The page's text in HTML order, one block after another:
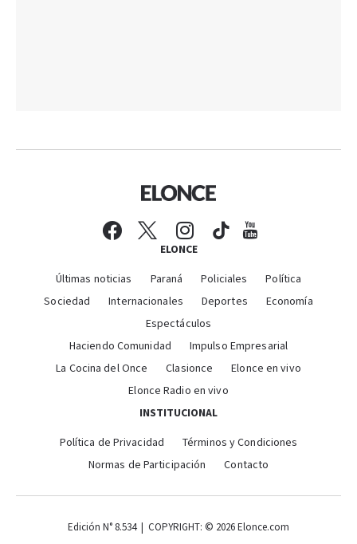
ELONCE
Últimas noticias Paraná Policiales
Política
Sociedad
Internacionales Deportes
Economía
Espectáculos
Haciendo Comunidad
Impulso Empresarial
La Cocina del Once
Clasionce
Elonce en vivo
Elonce Radio en vivo
INSTITUCIONAL
Política de Privacidad
Términos y Condiciones
Normas de Participación
Contacto
Edición N° 8.534 | COPYRIGHT: © 2026 Elonce.com